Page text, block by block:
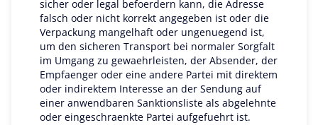
sicher oder legal befoerdern kann, die Adresse
falsch oder nicht korrekt angegeben ist oder die
Verpackung mangelhaft oder ungenuegend ist,
um den sicheren Transport bei normaler Sorgfalt
im Umgang zu gewaehrleisten, der Absender, der
Empfaenger oder eine andere Partei mit direktem
oder indirektem Interesse an der Sendung auf
einer anwendbaren Sanktionsliste als abgelehnte
oder eingeschraenkte Partei aufgefuehrt ist.